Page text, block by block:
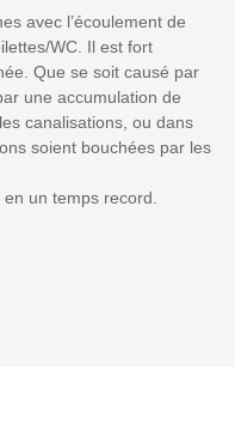
avec l’écoulement de
WC. Il est fort
Que se soit causé par
une accumulation de
canalisations, ou dans
soient bouchées par les
un temps record.